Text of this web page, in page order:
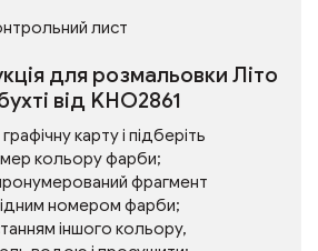
лист
для розмальовки Літо
від KHO2861
карту і підберіть
кольору фарби;
фрагмент
номером фарби;
іншого кольору,